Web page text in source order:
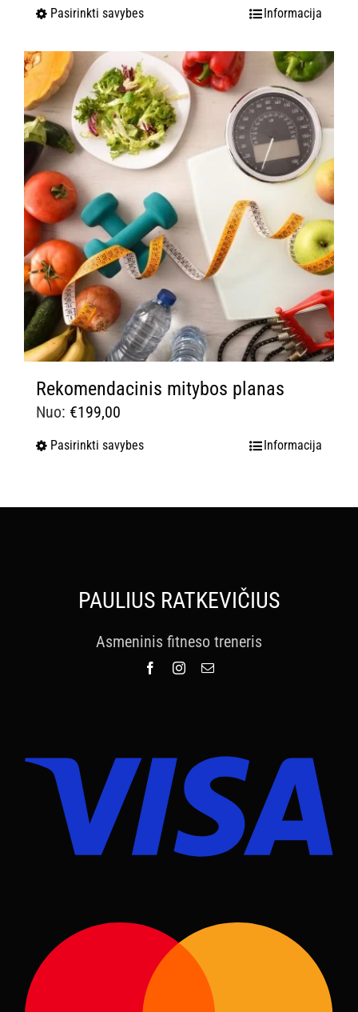
Pasirinkti savybes Informacija
Rekomendacinis mitybos planas
Nuo: €199,00
Pasirinkti savybes Informacija
PAULIUS RATKEVIČIUS
Asmeninis fitneso treneris